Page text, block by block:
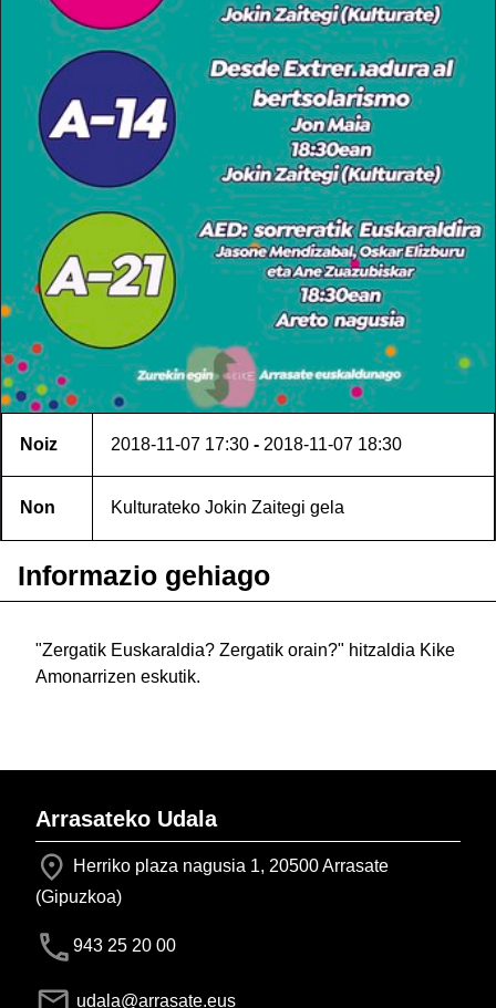
Noiz 2018-11-07 17:30 - 2018-11-07 18:30
Non Kulturateko Jokin Zaitegi gela
Informazio gehiago
"Zergatik Euskaraldia? Zergatik orain?" hitzaldia Kike
Amonarrizen eskutik.
Arrasateko Udala
Herriko plaza nagusia 1, 20500 Arrasate
(Gipuzkoa)
943 25 20 00
udala@arrasate.eus